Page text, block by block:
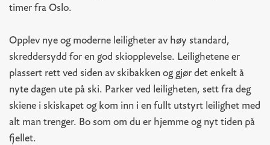
timer fra Oslo.
Opplev nye og moderne leiligheter av høy standard,
skreddersydd for en god skiopplevelse. Leilighetene er
plassert rett ved siden av skibakken og gjør det enkelt å
nyte dagen ute på ski. Parker ved leiligheten, sett fra deg
skiene i skiskapet og kom inn i en fullt utstyrt leilighet med
alt man trenger. Bo som om du er hjemme og nyt tiden på
fjellet.